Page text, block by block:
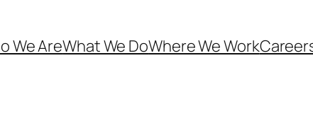
We AreWhat We DoWhere We Work